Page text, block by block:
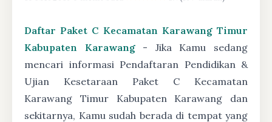
Daftar Paket C Kecamatan Karawang Timur
Kabupaten Karawang- Jika Kamu sedang
mencari informasi Pendaftaran Pendidikan &
Ujian Kesetaraan Paket C Kecamatan
Karawang Timur Kabupaten Karawang dan
sekitarnya, Kamu sudah berada di tempat yang